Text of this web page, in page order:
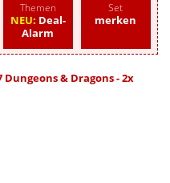
Themen
NEU: Deal-
Alarm
Set
merken
Dungeons & Dragons - 2x